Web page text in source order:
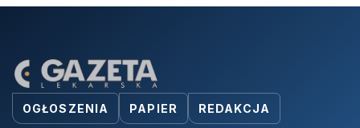
OGŁOSZENIA PAPIER REDAKCJA